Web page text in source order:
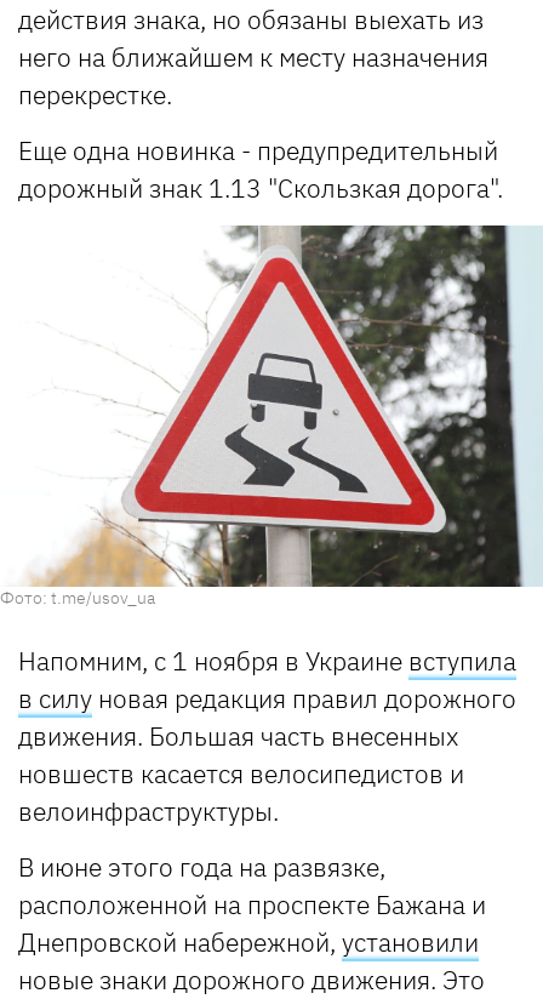
действия знака, но обязаны выехать из
него на ближайшем к месту назначения
перекрестке.
Еще одна новинка - предупредительный
дорожный знак 1.13 "Скользкая дорога".
Фото: t.me/usov_ua
Напомним, с 1 ноября в Украине вступила
в силу новая редакция правил дорожного
движения. Большая часть внесенных
новшеств касается велосипедистов и
велоинфраструктуры.
В июне этого года на развязке,
расположенной на проспекте Бажана и
Днепровской набережной, установили
новые знаки дорожного движения. Это